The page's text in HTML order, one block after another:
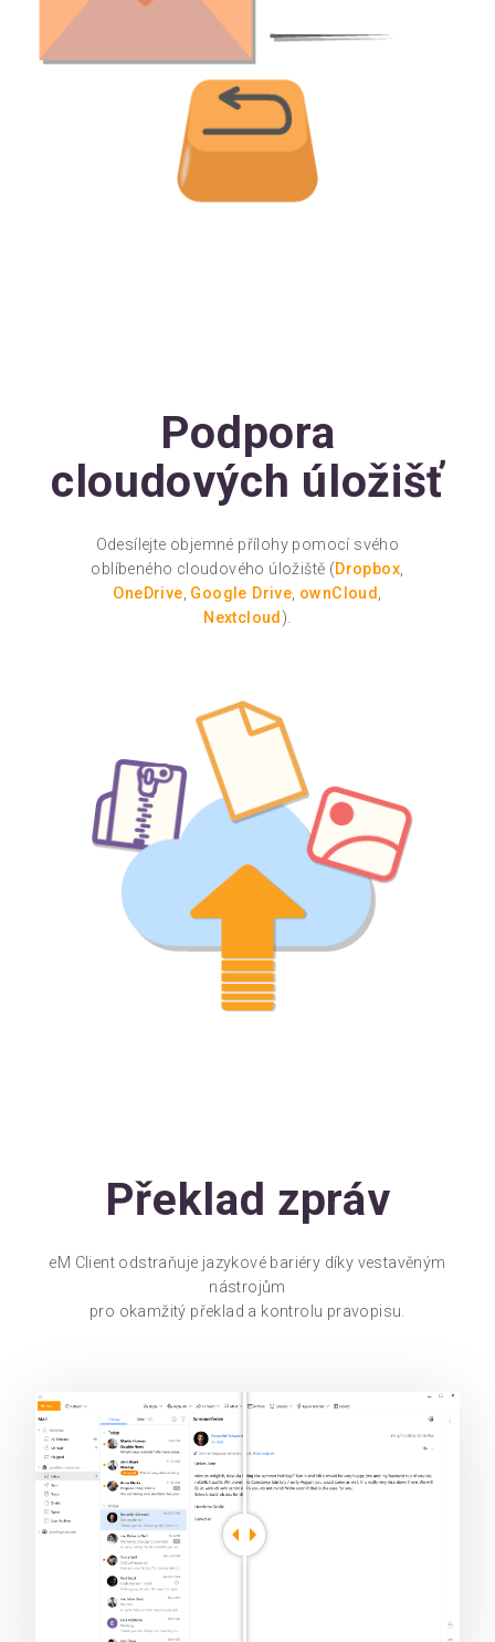
Podpora
cloudových úložišť
Odesílejte objemné přílohy pomocí svého
oblíbeného cloudového úložiště (Dropbox,
OneDrive, Google Drive, ownCloud,
Nextcloud ).
Překlad zpráv
eM Client odstraňuje jazykové bariéry díky vestavěným
nástrojům
pro okamžitý překlad a kontrolu pravopisu.